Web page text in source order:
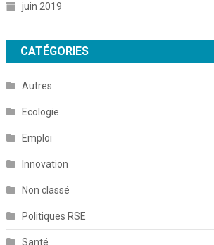
juin 2019
CATÉGORIES
Autres
Ecologie
Emploi
Innovation
Non classé
Politiques RSE
Santé